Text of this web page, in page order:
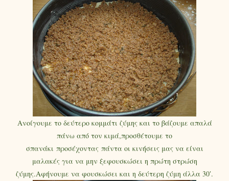
Ανοίγουμε το δεύτερο κομμάτι ζύμης και το βάζουμε απαλά
πάνω από τον κιμά,προσθέτουμε το
σπανάκι προσέχοντας πάντα οι κινήσεις μας να είναι
μαλακές για να μην ξεφουσκώσει η πρώτη στρώση
ζύμης.Αφήνουμε να φουσκώσει και η δεύτερη ζύμη άλλα 30′.